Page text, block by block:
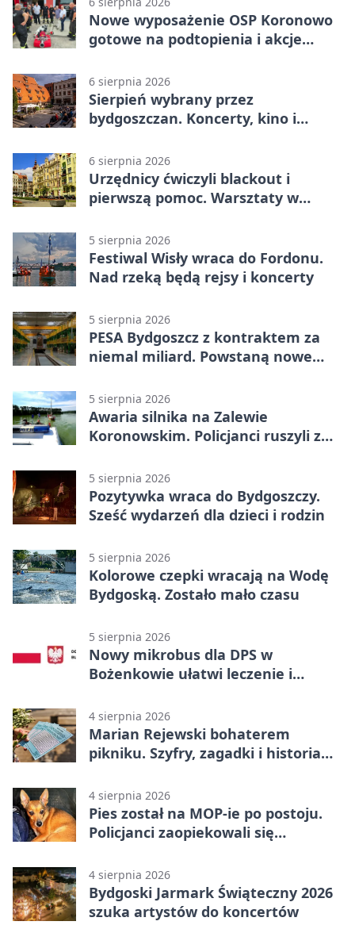
Nowe wyposażenie OSP Koronowo
gotowe na podtopienia i akcje
6 sierpnia 2026
Sierpień wybrany przez
bydgoszczan. Koncerty, kino i
6 sierpnia 2026
Urzędnicy ćwiczyli blackout i
pierwszą pomoc. Warsztaty w
5 sierpnia 2026
Festiwal Wisły wraca do Fordonu.
Nad rzeką będą rejsy i koncerty
5 sierpnia 2026
PESA Bydgoszcz z kontraktem za
niemal miliard. Powstaną nowe
5 sierpnia 2026
Awaria silnika na Zalewie
Koronowskim. Policjanci ruszyli z
5 sierpnia 2026
Pozytywka wraca do Bydgoszczy.
Sześć wydarzeń dla dzieci i rodzin
5 sierpnia 2026
Kolorowe czepki wracają na Wodę
Bydgoską. Zostało mało czasu
5 sierpnia 2026
Nowy mikrobus dla DPS w
Bożenkowie ułatwi leczenie i
4 sierpnia 2026
Marian Rejewski bohaterem
pikniku. Szyfry, zagadki i historia
4 sierpnia 2026
Pies został na MOP-ie po postoju.
Policjanci zaopiekowali się
4 sierpnia 2026
Bydgoski Jarmark Świąteczny 2026
szuka artystów do koncertów